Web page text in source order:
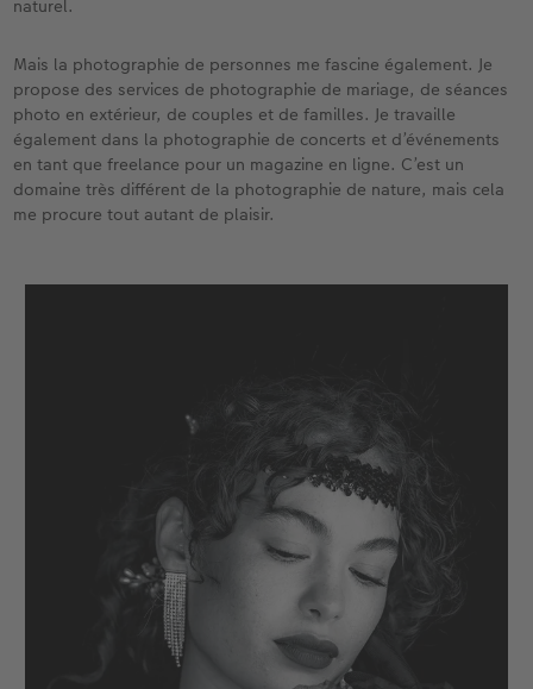
naturel.
Mais la photographie de personnes me fascine également. Je
propose des services de photographie de mariage, de séances
photo en extérieur, de couples et de familles. Je travaille
également dans la photographie de concerts et d’événements
en tant que freelance pour un magazine en ligne. C’est un
domaine très différent de la photographie de nature, mais cela
me procure tout autant de plaisir.